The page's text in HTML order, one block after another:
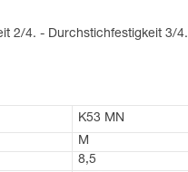
2/4. - Durchstichfestigkeit 3/4.
K53 MN
M
8,5